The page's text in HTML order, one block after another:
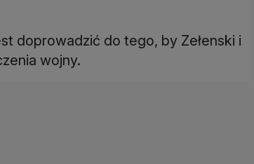
doprowadzić do tego, by Zełenski i
wojny.